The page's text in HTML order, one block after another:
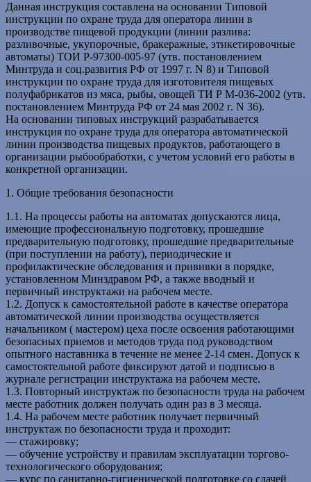
Данная инструкция составлена на основании Типовой
инструкции по охране труда для оператора линии в
производстве пищевой продукции (линии разлива:
разливочные, укупорочные, бракеражные, этикетировочные
автоматы) ТОИ Р-97300-005-97 (утв. постановлением
Минтруда и соц.развития РФ от 1997 г. N 8) и Типовой
инструкции по охране труда для изготовителя пищевых
полуфабрикатов из мяса, рыбы, овощей ТИ Р М-036-2002 (утв.
постановлением Минтруда РФ от 24 мая 2002 г. N 36).
На основании типовых инструкций разрабатывается
инструкция по охране труда для оператора автоматической
линии производства пищевых продуктов, работающего в
организации рыбообработки, с учетом условий его работы в
конкретной организации.
1. Общие требования безопасности
1.1. На процессы работы на автоматах допускаются лица,
имеющие профессиональную подготовку, прошедшие
предварительную подготовку, прошедшие предварительные
(при поступлении на работу), периодические и
профилактические обследования и прививки в порядке,
установленном Минздравом РФ, а также вводный и
первичный инструктажи на рабочем месте.
1.2. Допуск к самостоятельной работе в качестве оператора
автоматической линии производства осуществляется
начальником ( мастером) цеха после освоения работающими
безопасных приемов и методов труда под руководством
опытного наставника в течение не менее 2-14 смен. Допуск к
самостоятельной работе фиксируют датой и подписью в
журнале регистрации инструктажа на рабочем месте.
1.3. Повторный инструктаж по безопасности труда на рабочем
месте работник должен получать один раз в 3 месяца.
1.4. На рабочем месте работник получает первичный
инструктаж по безопасности труда и проходит:
— стажировку;
— обучение устройству и правилам эксплуатации торгово-
технологического оборудования;
— курс по санитарно-гигиенической подготовке со сдачей